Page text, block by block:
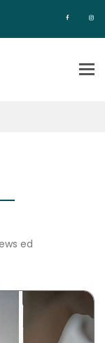
ed